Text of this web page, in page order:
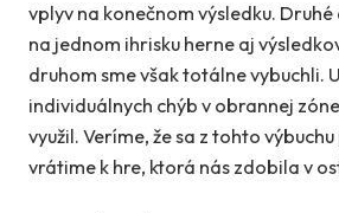
vplyv na konečnom výsledku.
na jednom ihrisku herne aj
druhom sme však totálne vybuchli.
individuálnych chýb v obrannej
využil. Veríme, že sa z tohto
vrátime k hre, ktorá nás zdobila v